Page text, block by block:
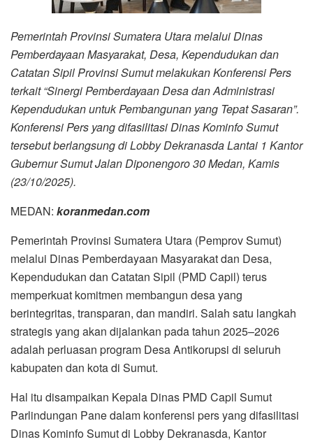
Pemerintah Provinsi Sumatera Utara melalui Dinas
Pemberdayaan Masyarakat, Desa, Kependudukan dan
Catatan Sipil Provinsi Sumut melakukan Konferensi Pers
terkait “Sinergi Pemberdayaan Desa dan Administrasi
Kependudukan untuk Pembangunan yang Tepat Sasaran”.
Konferensi Pers yang difasilitasi Dinas Kominfo Sumut
tersebut berlangsung di Lobby Dekranasda Lantai 1 Kantor
Gubernur Sumut Jalan Diponengoro 30 Medan, Kamis
(23/10/2025).
MEDAN: koranmedan.com
Pemerintah Provinsi Sumatera Utara (Pemprov Sumut)
melalui Dinas Pemberdayaan Masyarakat dan Desa,
Kependudukan dan Catatan Sipil (PMD Capil) terus
memperkuat komitmen membangun desa yang
berintegritas, transparan, dan mandiri. Salah satu langkah
strategis yang akan dijalankan pada tahun 2025–2026
adalah perluasan program Desa Antikorupsi di seluruh
kabupaten dan kota di Sumut.
Hal itu disampaikan Kepala Dinas PMD Capil Sumut
Parlindungan Pane dalam konferensi pers yang difasilitasi
Dinas Kominfo Sumut di Lobby Dekranasda, Kantor